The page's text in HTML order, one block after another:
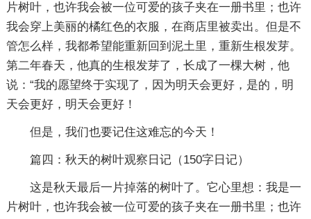
片树叶，也许我会被一位可爱的孩子夹在一册书里；也许
我会穿上美丽的橘红色的衣服，在商店里被卖出。但是不
管怎么样，我都希望能重新回到泥土里，重新生根发芽。
第二年春天，他真的生根发芽了，长成了一棵大树，他
说：“我的愿望终于实现了，因为明天会更好，是的，明
天会更好，明天会更好！
但是，我们也要记住这难忘的今天！
篇四：秋天的树叶观察日记（150字日记）
这是秋天最后一片掉落的树叶了。它心里想：我是一
片树叶，也许我会被一位可爱的孩子夹在一册书里；也许